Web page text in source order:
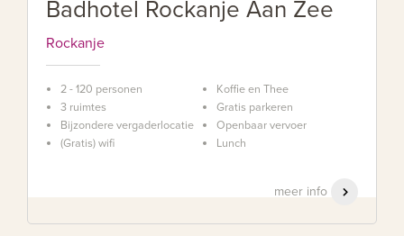
Badhotel Rockanje Aan Zee
Rockanje
2 - 120 personen
3 ruimtes
Bijzondere vergaderlocatie
(Gratis) wifi
Koffie en Thee
Gratis parkeren
Openbaar vervoer
Lunch
meer info